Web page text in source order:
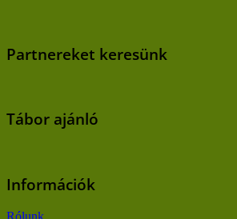
Partnereket keresünk
Tábor ajánló
Információk